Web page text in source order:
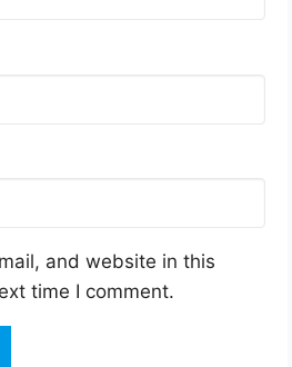
and website in this
time I comment.